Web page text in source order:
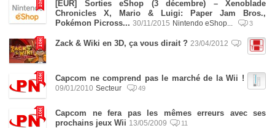
[EUR] Sorties eShop (3 décembre) – Xenoblade
Chronicles X, Mario & Luigi: Paper Jam Bros.,
Pokémon Picross... 30/11/2015 Nintendo eShop... 3
Zack & Wiki en 3D, ça vous dirait ? 23/04/2012
Capcom ne comprend pas le marché de la Wii !
09/01/2010 Secteur 49
Capcom ne fera pas les mêmes erreurs avec ses
prochains jeux Wii 13/05/2009 11